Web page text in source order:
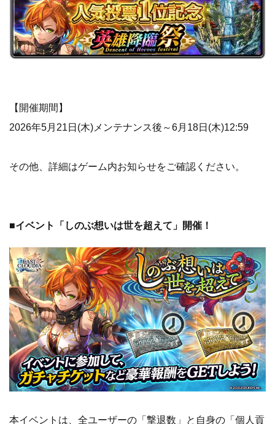
【開催期間】
2026年5月21日(木)メンテナンス後～6月18日(木)12:59
その他、詳細はゲーム内お知らせをご確認ください。
■イベント「しのぶ想いは世を超えて」開催！
本イベントは、全ユーザーの「撃退数」と自身の「個人貢